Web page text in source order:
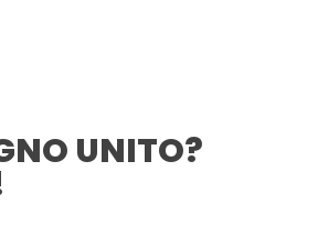
UNITO?